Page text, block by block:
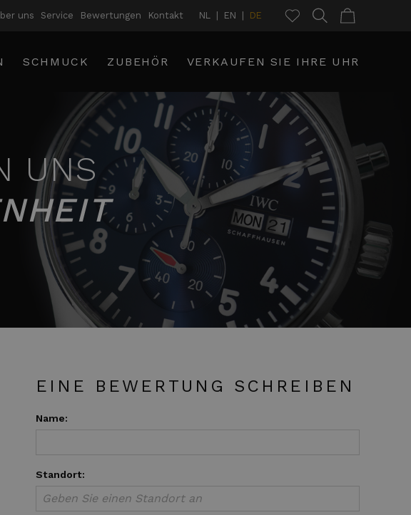
uns Service Bewertungen Kontakt NL EN DE
SCHMUCK ZUBEHÖR VERKAUFEN SIE IHRE UHR
UNS
EINE BEWERTUNG SCHREIBEN
Name:
Standort: